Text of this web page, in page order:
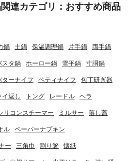
連カテゴリ：おすすめ商品
鍋 土鍋 保温調理鍋 片手鍋 両手鍋
スタ鍋 ホーロー鍋 雪平鍋 寸胴鍋
ターナイフ ペティナイフ 包丁研ぎ器
イ返し トング レードル ヘラ
リコンスチーマー ミルサー 落し蓋
ル ペーパーナプキン
ー 三角巾 割り箸 懐紙